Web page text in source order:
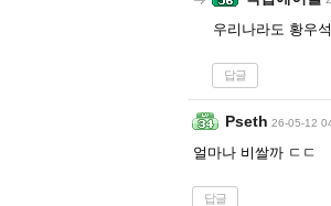
우리나라도 황우
답글
Pseth 26-05-12
얼마나 비쌀까 ㄷㄷ
답글